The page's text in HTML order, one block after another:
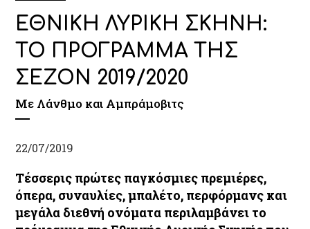
ΕΘΝΙΚΗ ΛΥΡΙΚΗ ΣΚΗΝΗ:
ΤΟ ΠΡΟΓΡΑΜΜΑ ΤΗΣ
ΣΕΖΟΝ 2019/2020
Με Λάνθμο και Αμπράμοβιτς
22/07/2019
Τέσσερις πρώτες παγκόσμιες πρεμιέρες,
όπερα, συναυλίες, μπαλέτο, περφόρμανς και
μεγάλα διεθνή ονόματα περιλαμβάνει το